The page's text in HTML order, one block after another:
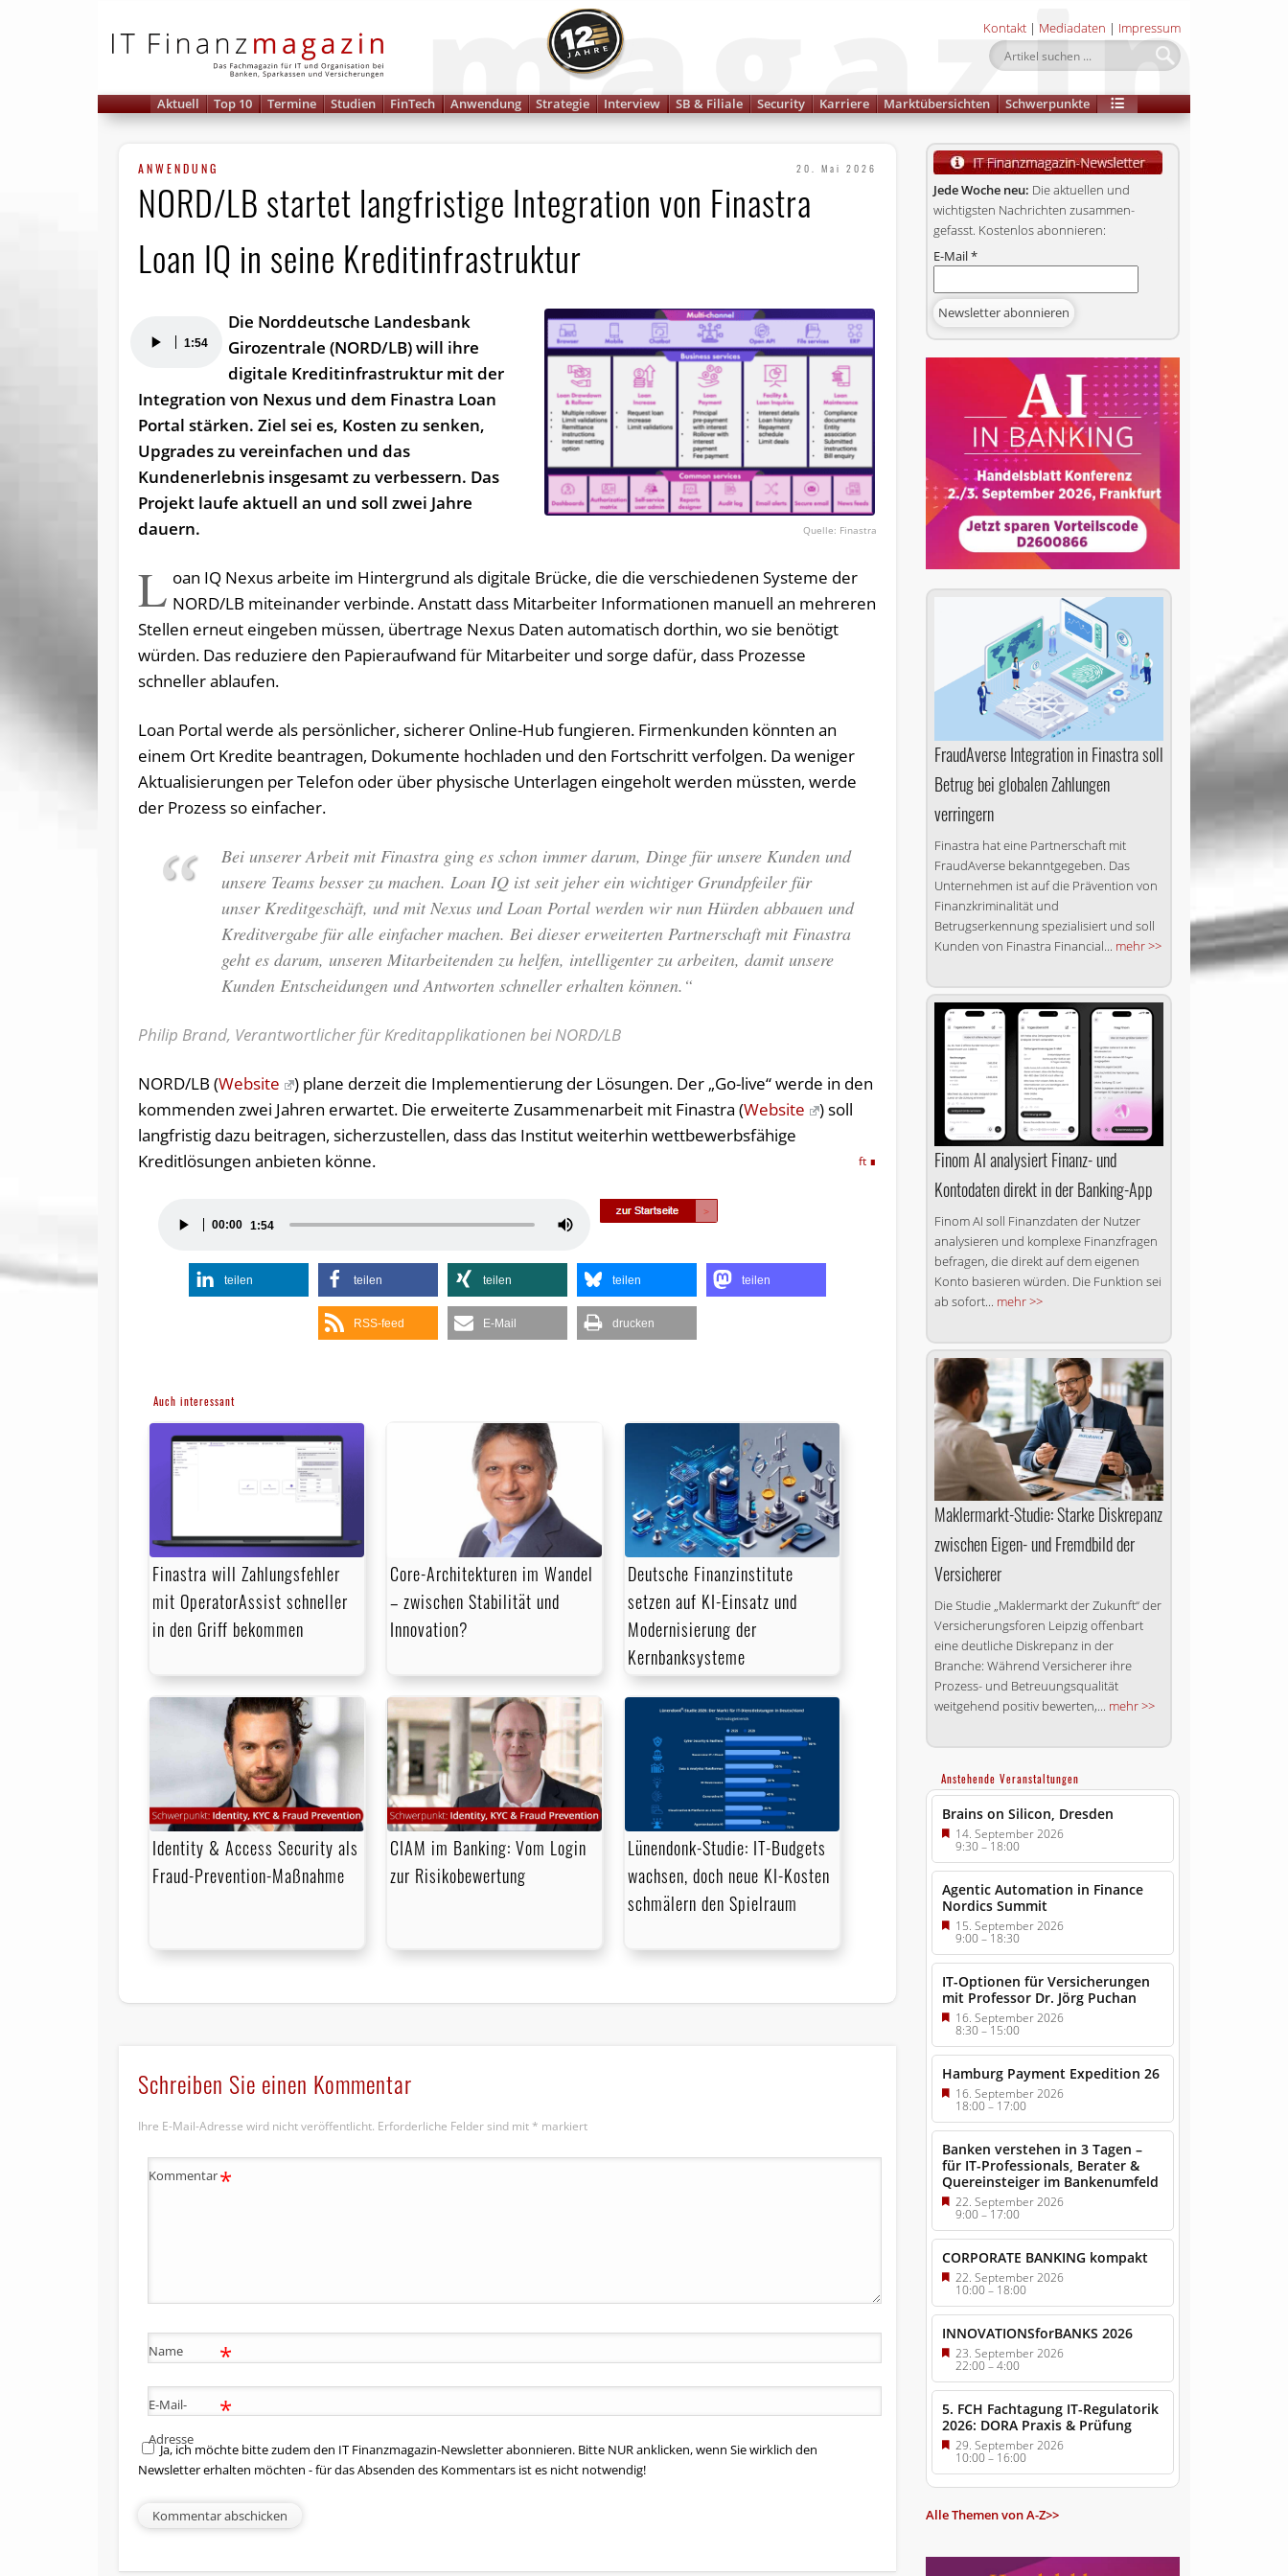
Kontakt | Mediadaten | Impressum
Aktuell Top 10 Termine Studien FinTech Anwendung Strategie Interview SB & Filiale Security Karriere Marktübersichten Schwerpunkte
ANWENDUNG 20. Mai 2026
NORD/LB startet langfristige Integration von Finastra
Loan IQ in seine Kreditinfrastruktur
Finastra
Player 1:54
Die Norddeutsche Landesbank
Girozentrale (NORD/LB) will ihre
digitale Kreditinfrastruktur mit der
Integration von Nexus und dem Finastra Loan
Portal stärken. Ziel sei es, Kosten zu senken,
Upgrades zu vereinfachen und das
Kundenerlebnis insgesamt zu verbessern. Das
Projekt laufe aktuell an und soll zwei Jahre
dauern.
L oan IQ Nexus arbeite im Hintergrund als digitale Brücke, die die verschiedenen Systeme der
NORD/LB miteinander verbinde. Anstatt dass Mitarbeiter Informationen manuell an mehreren
Stellen erneut eingeben müssen, übertrage Nexus Daten automatisch dorthin, wo sie benötigt
würden. Das reduziere den Papieraufwand für Mitarbeiter und sorge dafür, dass Prozesse
schneller ablaufen.
Loan Portal werde als persönlicher, sicherer Online-Hub fungieren. Firmenkunden könnten an
einem Ort Kredite beantragen, Dokumente hochladen und den Fortschritt verfolgen. Da weniger
Aktualisierungen per Telefon oder über physische Unterlagen eingeholt werden müssten, werde
der Prozess so einfacher.
Bei unserer Arbeit mit Finastra ging es schon immer darum, Dinge für unsere Kunden und
unsere Teams besser zu machen. Loan IQ ist seit jeher ein wichtiger Grundpfeiler für
unser Kreditgeschäft, und mit Nexus und Loan Portal werden wir nun Hürden abbauen und
Kreditvergabe für alle einfacher machen. Bei dieser erweiterten Partnerschaft mit Finastra
geht es darum, unseren Mitarbeitenden zu helfen, intelligenter zu arbeiten, damit unsere
Kunden Entscheidungen und Antworten schneller erhalten können.“
Philip Brand, Verantwortlicher für Kreditapplikationen bei NORD/LB
NORD/LB (Website
) plane derzeit die Implementierung der Lösungen. Der „Go-live“ werde in den
kommenden zwei Jahren erwartet. Die erweiterte Zusammenarbeit mit Finastra (Website
) soll
langfristig dazu beitragen, sicherzustellen, dass das Institut weiterhin wettbewerbsfähige
Kreditlösungen anbieten könne.
ft
Player
00:00 1:54
Pfeiltasten
benutzen,
um
teilen teilen teilen teilen teilen
RSS-feed E-Mail drucken
Auch interessant
Finastra will Zahlungsfehler
mit OperatorAssist schneller
in den Griff bekommen
Core-Architekturen im Wandel
– zwischen Stabilität und
Innovation?
Deutsche Finanzinstitute
setzen auf KI-Einsatz und
Modernisierung der
Kernbanksysteme
Identity & Access Security als
Fraud-Prevention-Maßnahme
CIAM im Banking: Vom Login
zur Risikobewertung
Lünendonk-Studie: IT-Budgets
wachsen, doch neue KI-Kosten
schmälern den Spielraum
Schreiben Sie einen Kommentar
Ihre E-Mail-Adresse wird nicht veröffentlicht. Erforderliche Felder sind mit * markiert
Kommentar*
Name *
E-Mail-
Adresse
*
Ja, ich möchte bitte zudem den IT Finanzmagazin-Newsletter abonnieren. Bitte NUR anklicken, wenn Sie wirklich den
Newsletter erhalten möchten - für das Absenden des Kommentars ist es nicht notwendig!
Jede Woche neu: Die aktuellen und
wichtigsten Nachrichten zusammen­
gefasst. Kostenlos abonnieren:
E-Mail*
FraudAverse Integration in Finastra soll
Betrug bei globalen Zahlungen
verringern
Finastra hat eine Partnerschaft mit
FraudAverse bekanntgegeben. Das
Unternehmen ist auf die Prävention von
Finanzkriminalität und
Betrugserkennung spezialisiert und soll
Kunden von Finastra Financial... mehr >>
Finom AI analysiert Finanz- und
Kontodaten direkt in der Banking-App
Finom AI soll Finanzdaten der Nutzer
analysieren und komplexe Finanzfragen
befragen, die direkt auf dem eigenen
Konto basieren würden. Die Funktion sei
ab sofort... mehr >>
Maklermarkt-Studie: Starke Diskrepanz
zwischen Eigen- und Fremdbild der
Versicherer
Die Studie „Maklermarkt der Zukunft“ der
Versicherungsforen Leipzig offenbart
eine deutliche Diskrepanz in der
Branche: Während Versicherer ihre
Prozess- und Betreuungsqualität
weitgehend positiv bewerten,... mehr >>
Anstehende Veranstaltungen
Brains on Silicon, Dresden
14. September 2026
9:30–18:00
Agentic Automation in Finance
Nordics Summit
15. September 2026
9:00–18:30
IT-Optionen für Versicherungen
mit Professor Dr. Jörg Puchan
16. September 2026
8:30–15:00
Hamburg Payment Expedition 26
16. September 2026
18:00– 17:00
Banken verstehen in 3 Tagen –
für IT-Professionals, Berater &
Quereinsteiger im Bankenumfeld
22. September 2026
9:00–17:00
CORPORATE BANKING kompakt
22. September 2026
10:00– 18:00
INNOVATIONSforBANKS 2026
23. September 2026
22:00–4:00
5. FCH Fachtagung IT-Regulatorik
2026: DORA Praxis & Prüfung
29. September 2026
10:00– 16:00
Alle Themen von A-Z>>